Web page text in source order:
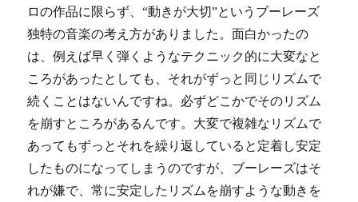
ロの作品に限らず、“動きが大切”というブーレーズ
独特の音楽の考え方がありました。面白かったの
は、例えば早く弾くようなテクニック的に大変なと
ころがあったとしても、それがずっと同じリズムで
続くことはないんですね。必ずどこかでそのリズム
を崩すところがあるんです。大変で複雑なリズムで
あってもずっとそれを繰り返していると定着し安定
したものになってしまうのですが、ブーレーズはそ
れが嫌で、常に安定したリズムを崩すような動きを